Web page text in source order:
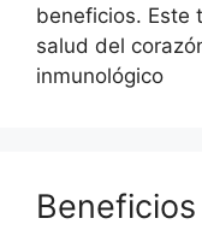
beneficios. Este
salud del
inmunológico